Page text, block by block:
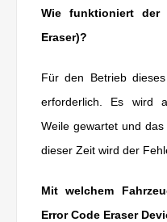
Wie funktioniert der
Eraser)?
Für den Betrieb
erforderlich. Es wird
Weile gewartet und
dieser Zeit wird der
Mit welchem
Error Code Eraser